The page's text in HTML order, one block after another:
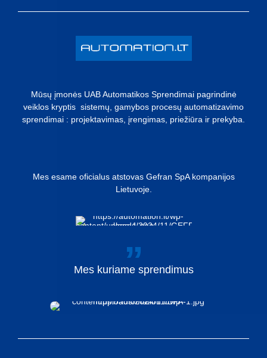
Mūsų įmonės UAB Automatikos Sprendimai pagrindinė
veiklos kryptis sistemų, gamybos procesų automatizavimo
sprendimai : projektavimas, įrengimas, priežiūra ir prekyba.
Mes esame oficialus atstovas Gefran SpA kompanijos
Lietuvoje.
Mes kuriame sprendimus